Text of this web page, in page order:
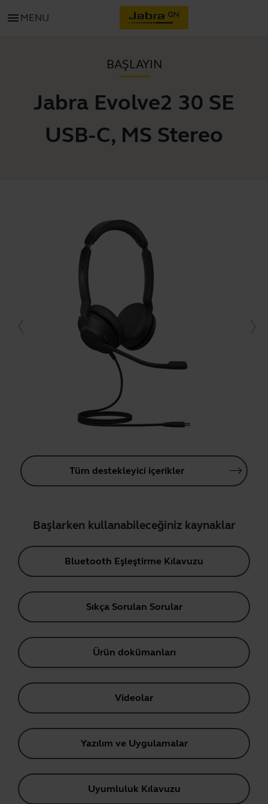
menu MENU
BAŞLAYIN
Jabra Evolve2 30 SE
USB-C, MS Stereo
Tüm destekleyici içerikler
Başlarken kullanabileceğiniz kaynaklar
Bluetooth Eşleştirme Kılavuzu
Sıkça Sorulan Sorular
Ürün dokümanları
Videolar
Yazılım ve Uygulamalar
Uyumluluk Kılavuzu